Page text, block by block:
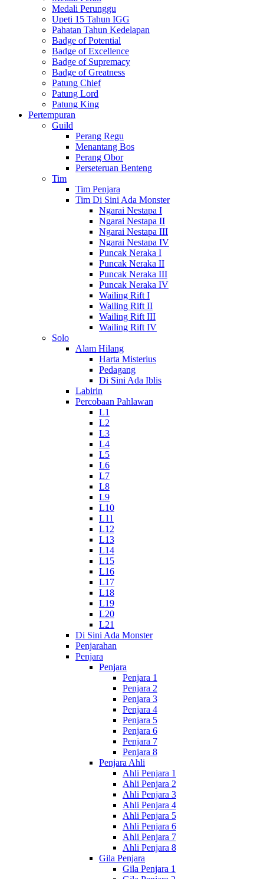
Medali Perunggu
Upeti 15 Tahun IGG
Pahatan Tahun Kedelapan
Badge of Potential
Badge of Excellence
Badge of Supremacy
Badge of Greatness
Patung Chief
Patung Lord
Patung King
Pertempuran
Guild
Perang Regu
Menantang Bos
Perang Obor
Perseteruan Benteng
Tim
Tim Penjara
Tim Di Sini Ada Monster
Ngarai Nestapa I
Ngarai Nestapa II
Ngarai Nestapa III
Ngarai Nestapa IV
Puncak Neraka I
Puncak Neraka II
Puncak Neraka III
Puncak Neraka IV
Wailing Rift I
Wailing Rift II
Wailing Rift III
Wailing Rift IV
Solo
Alam Hilang
Harta Misterius
Pedagang
Di Sini Ada Iblis
Labirin
Percobaan Pahlawan
L1
L2
L3
L4
L5
L6
L7
L8
L9
L10
L11
L12
L13
L14
L15
L16
L17
L18
L19
L20
L21
Di Sini Ada Monster
Penjarahan
Penjara
Penjara
Penjara 1
Penjara 2
Penjara 3
Penjara 4
Penjara 5
Penjara 6
Penjara 7
Penjara 8
Penjara Ahli
Ahli Penjara 1
Ahli Penjara 2
Ahli Penjara 3
Ahli Penjara 4
Ahli Penjara 5
Ahli Penjara 6
Ahli Penjara 7
Ahli Penjara 8
Gila Penjara
Gila Penjara 1